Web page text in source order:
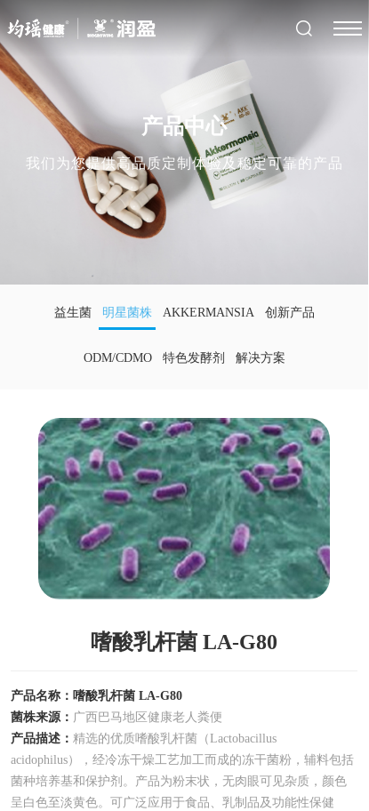
产品中心
我们为您提供高品质定制体验及稳定可靠的产品
益生菌 明星菌株 AKKERMANSIA 创新产品
ODM/CDMO 特色发酵剂 解决方案
嗜酸乳杆菌 LA-G80
产品名称：嗜酸乳杆菌 LA-G80
菌株来源： 广西巴马地区健康老人粪便
产品描述：精选的优质嗜酸乳杆菌（Lactobacillus
acidophilus），经冷冻干燥工艺加工而成的冻干菌粉，辅料包括
菌种培养基和保护剂。产品为粉末状，无肉眼可见杂质，颜色
呈白色至淡黄色。可广泛应用于食品、乳制品及功能性保健